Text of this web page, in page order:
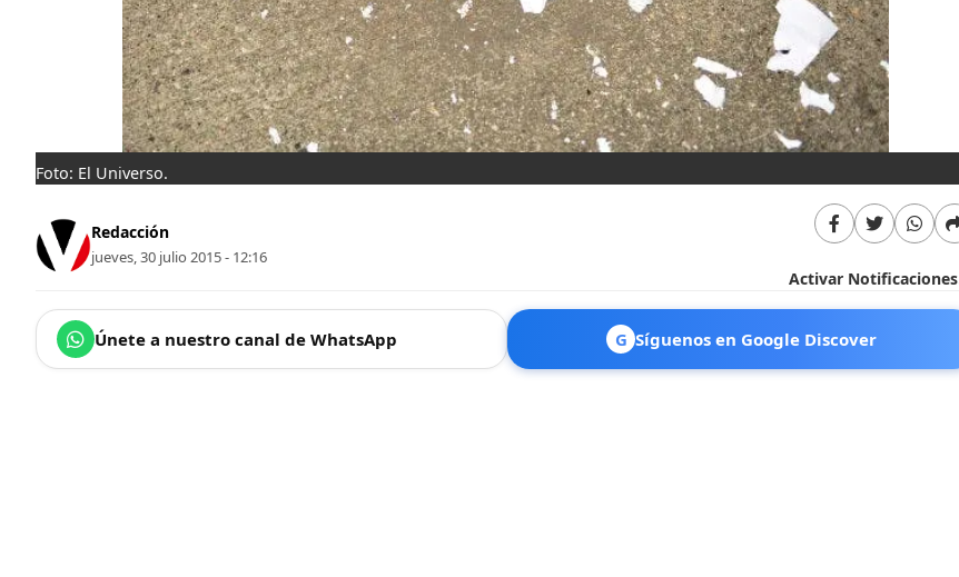
Foto: El Universo.
Redacción
jueves, 30 julio 2015 - 12:16
Activar Notificaciones
Únete a nuestro canal de WhatsApp G Síguenos en Google Discover